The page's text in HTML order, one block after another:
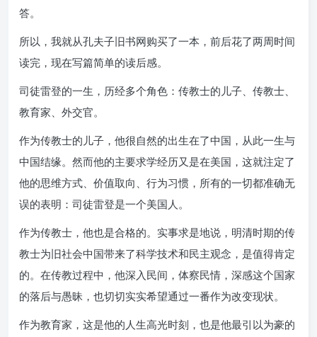
答。
所以，我就从孔夫子旧书网购买了一本，前后花了两周时间
读完，现在写篇简单的读后感。
司徒雷登的一生，历经多个角色：传教士的儿子、传教士、
教育家、外交官。
作为传教士的儿子，他很自然的出生在了中国，从此一生与
中国结缘。然而他的主要求学经历又是在美国，这就注定了
他的思维方式、价值取向、行为习惯，所有的一切都准确无
误的表明：司徒雷登是一个美国人。
作为传教士，他也是合格的。实事求是地说，明清时期的传
教士为旧社会中国带来了科学技术和民主观念，是值得肯定
的。在传教过程中，他深入民间，体察民情，深感这个国家
的落后与愚昧，也切切实实希望通过一番作为改变现状。
作为教育家，这是他的人生高光时刻，也是他最引以为豪的